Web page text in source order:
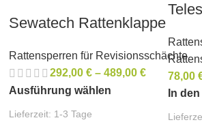
Sewatech Rattenklappe
Rattensperren für Revisionsschächte
292,00€ –489,00€
Ausführung wählen
Lieferzeit: 1-3 Tage
78,00
In